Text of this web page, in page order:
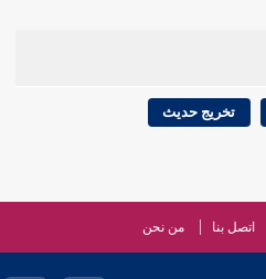
تخريج حديث
اتصل بنا من نحن